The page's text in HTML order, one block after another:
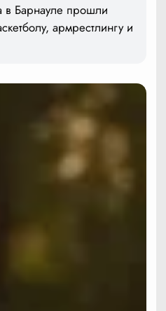
в Барнауле прошли
армрестлингу и